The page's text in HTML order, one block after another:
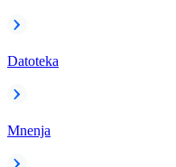
Datoteka
Mnenja